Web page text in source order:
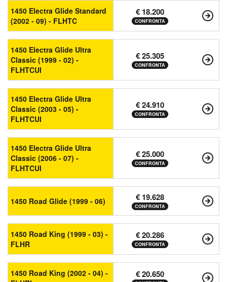
1450 Electra Glide Standard
(2002 - 09) - FLHTC
€ 18.200
CONFRONTA
1450 Electra Glide Ultra
Classic (1999 - 02) -
FLHTCUI
€ 25.305
CONFRONTA
1450 Electra Glide Ultra
Classic (2003 - 05) -
FLHTCUI
€ 24.910
CONFRONTA
1450 Electra Glide Ultra
Classic (2006 - 07) -
FLHTCUI
€ 25.000
CONFRONTA
1450 Road Glide (1999 - 06) € 19.628
CONFRONTA
1450 Road King (1999 - 03) -
FLHR
€ 20.286
CONFRONTA
1450 Road King (2002 - 04) -
€ 20.650